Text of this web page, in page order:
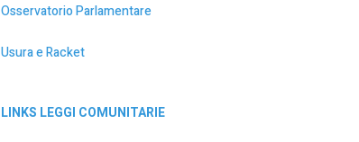
Osservatorio Parlamentare
Usura e Racket
LINKS LEGGI COMUNITARIE